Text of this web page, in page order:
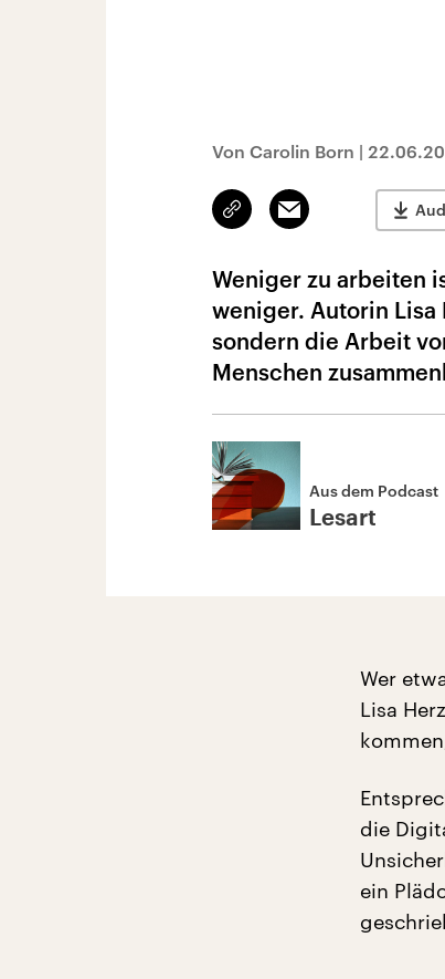
Von Carolin Born |
Link
kopieren/teilen
Email
Weniger zu arbeiten
weniger. Autorin
sondern die Arbeit
Menschen
Aus dem Podcast
Lesart
Wer
Lisa
die
ein